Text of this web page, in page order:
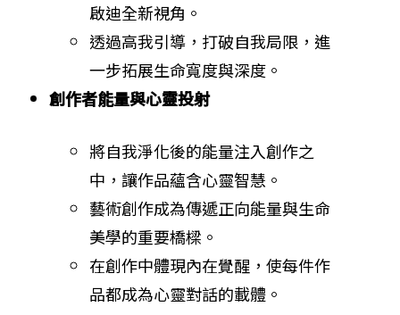
啟迪全新視角。
透過高我引導，打破自我局限，進
一步拓展生命寬度與深度。
創作者能量與心靈投射
將自我淨化後的能量注入創作之
中，讓作品蘊含心靈智慧。
藝術創作成為傳遞正向能量與生命
美學的重要橋樑。
在創作中體現內在覺醒，使每件作
品都成為心靈對話的載體。